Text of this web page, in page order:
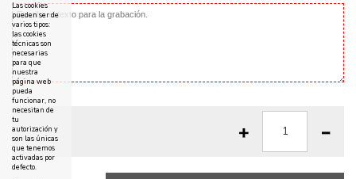
Las cookies
pueden ser de
varios tipos:
las cookies
técnicas son
necesarias
para que
nuestra
página web
pueda
funcionar, no
necesitan de
tu
autorización y
son las únicas
que tenemos
activadas por
defecto.